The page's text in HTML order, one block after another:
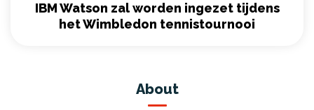
IBM Watson zal worden ingezet tijdens
het Wimbledon tennistournooi
About